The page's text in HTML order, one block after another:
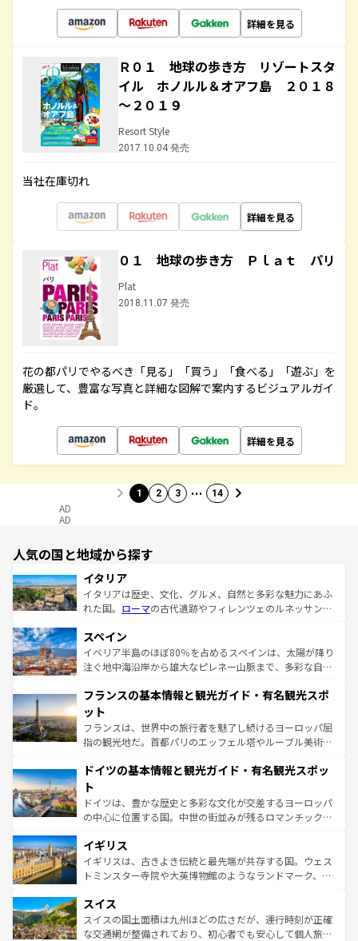
詳細を見る
Ｒ０１ 地球の歩き方 リゾートスタ
イル ホノルル＆オアフ島 ２０１８
～２０１９
Resort Style
2017.10.04 発売
当社在庫切れ
詳細を見る
０１ 地球の歩き方 Ｐｌａｔ パリ
Plat
2018.11.07 発売
花の都パリでやるべき「見る」「買う」「食べる」「遊ぶ」を
厳選して、豊富な写真と詳細な図解で案内するビジュアルガイ
ド。
詳細を見る
1 2 3 … 14
AD
AD
人気の国と地域から探す
イタリア
イタリアは歴史、文化、グルメ、自然と多彩な魅力にあふ
れた国。 ローマの古代遺跡やフィレンツェのルネッサンス
ろん、トスカーナの美しい田園風景やアマルフィ海岸の絶
景など、自然景観も見逃せない。観光の合間には、本場の
ピザやパスタなど、絶品のイタリア料理を堪能することも
ませてくれるイタリアで、忘れられない旅をしてみよう！
なお、新着のイタリア情報は
しい。
スペイン
イベリア半島のほぼ80％を占めるスペインは、太陽が降り
注ぐ地中海沿岸から雄大なピレネー山脈まで、多彩な自然
文化が根付くこの国では、情熱的なフラメンコ、熱気あふ
れる闘牛、そして美味しいタパスが生活の一部となってい
る。首都マドリードの洗練された雰囲気や、バルセロナの
アートに溢れた街角から、地方では古代ローマ遺跡や中世
せる。地方によって風土や気候が異なるスペインはその個
ンテンツ一覧 を参照してほしい。
フランスの基本情報と観光ガイド・有名観光スポ
ット
フランスは、世界中の旅行者を魅了し続けるヨーロッパ屈
指の観光地だ。首都パリのエッフェル塔やルーブル美術館
で、幅広い魅力が詰まっている。華麗な宮殿、歴史的な大
聖堂、美しいビーチ、そして豊かな自然が、訪れる者を心
から魅了する。また、フランスは美食の国としても知ら
れ、フランス料理はユネスコ無形文化遺産にも登録されて
香り高いラベンダー畑など、多彩な楽しみ方が可能だ。さ
らに、パリ以外の地域にも魅力が溢れており、どの街角に
も豊かな歴史と文化が息づいている。パリ以外の個性あふ
を参照してほしい。
ドイツの基本情報と観光ガイド・有名観光スポッ
ト
ドイツは、豊かな歴史と多彩な文化が交差するヨーロッパ
の中心に位置する国。中世の街並みが残るロマンチック街
顔を持つこの国は、どこを歩いても飽きることがない。ベ
ルリンの文化的活気、バイエルン州のアルプスの絶景、そ
してライン川沿いのワイン畑といった風景は必見。ビール
は、お酒好きな人にはぜひ体験してほしい。 なお、新着の
ドイツ情報はコンテンツ一覧を参照してほしい。
イギリス
イギリスは、古きよき伝統と最先端が共存する国。ウェス
トミンスター寺院や大英博物館のようなランドマーク、歴
リアごとに異なる魅力がある。また、優雅なアフタヌーン
ティー、ビール好きにはたまらない英国パブ、サッカー観
戦など、本場だからこそできる体験も豊富。イギリスを旅
スイス
スイスの国土面積は九州ほどの広さだが、運行時刻が正確
な交通網が整備されており、初心者でも安心して個人旅行